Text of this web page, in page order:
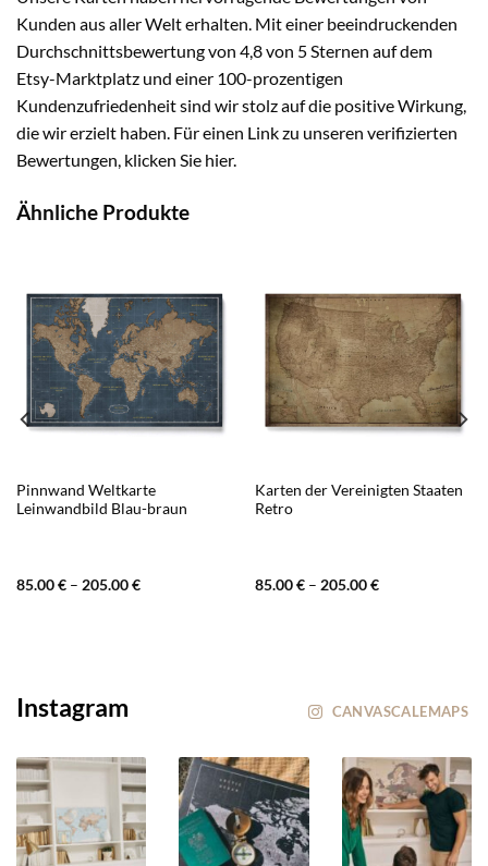
Kunden aus aller Welt erhalten. Mit einer beeindruckenden
Durchschnittsbewertung von 4,8 von 5 Sternen auf dem
Etsy-Marktplatz und einer 100-prozentigen
Kundenzufriedenheit sind wir stolz auf die positive Wirkung,
die wir erzielt haben. Für einen Link zu unseren verifizierten
Bewertungen, klicken Sie hier.
Ähnliche Produkte
Pinnwand Weltkarte
Leinwandbild Blau-braun
85.00€– 205.00€
Karten der Vereinigten Staaten
Retro
85.00€– 205.00€
Instagram CANVASCALEMAPS